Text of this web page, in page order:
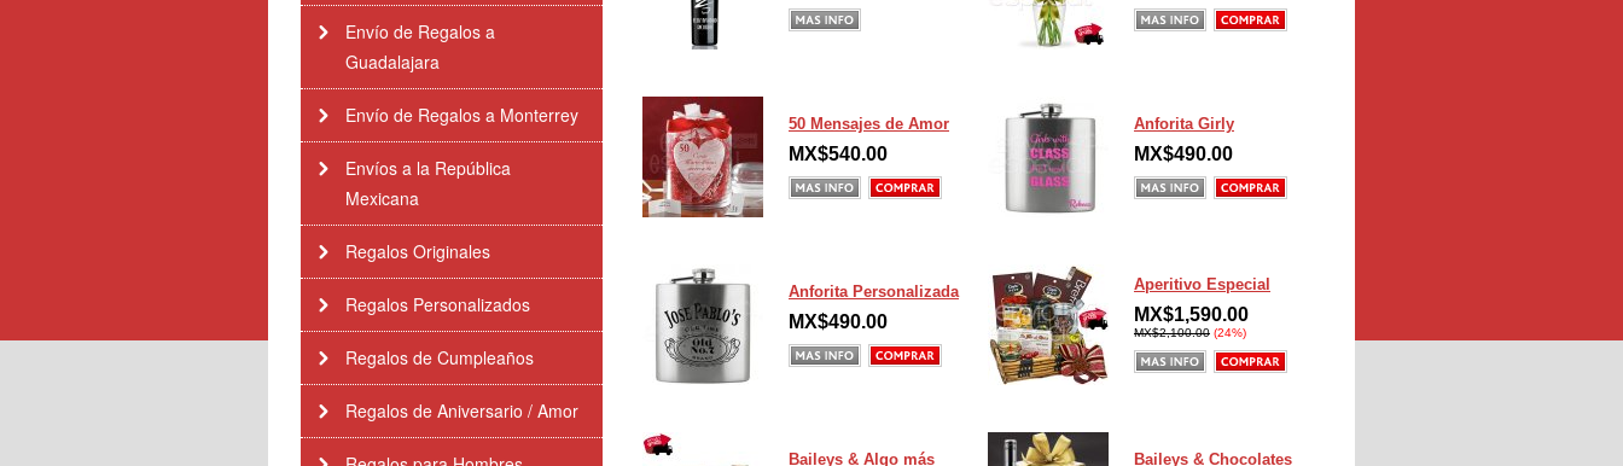
Envío de Regalos a
Guadalajara
Envío de Regalos a Monterrey
Envíos a la República
Mexicana
Regalos Originales
Regalos Personalizados
Regalos de Cumpleaños
Regalos de Aniversario / Amor
50 Mensajes de Amor
MX$540.00
Anforita Girly
MX$490.00
Anforita Personalizada
MX$490.00
Aperitivo Especial
MX$1,590.00
MX$2,100.00 (24%)
Baileys & Algo más Baileys & Chocolates